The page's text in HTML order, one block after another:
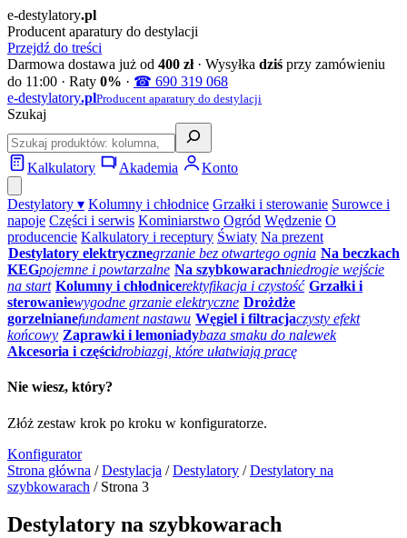
e‑destylatory.pl
Producent aparatury do destylacji
Przejdź do treści
Darmowa dostawa już od 400 zł· Wysyłka dziś przy zamówieniu
do 11:00 · Raty 0% · ☎ 690 319 068
e‑destylatory.plProducent aparatury do destylacji
Szukaj
Kalkulatory Akademia Konto
Destylatory ▾ Kolumny i chłodnice Grzałki i sterowanie Surowce i
napoje Części i serwis Kominiarstwo Ogród Wędzenie O
producencie Kalkulatory i receptury Światy Na prezent
Destylatory elektrycznegrzanie bez otwartego ognia Na beczkach
KEGpojemne i powtarzalne Na szybkowarachniedrogie wejście
na start Kolumny i chłodnicerektyfikacja i czystość Grzałki i
sterowaniewygodne grzanie elektryczne Drożdże
gorzelnianefundament nastawu Węgiel i filtracjaczysty efekt
końcowy Zaprawki i lemoniadybaza smaku do nalewek
Akcesoria i częścidrobiazgi, które ułatwiają pracę
Nie wiesz, który?
Złóż zestaw krok po kroku w konfiguratorze.
Konfigurator
Strona główna /Destylacja /Destylatory /Destylatory na
szybkowarach / Strona 3
Destylatory na szybkowarach